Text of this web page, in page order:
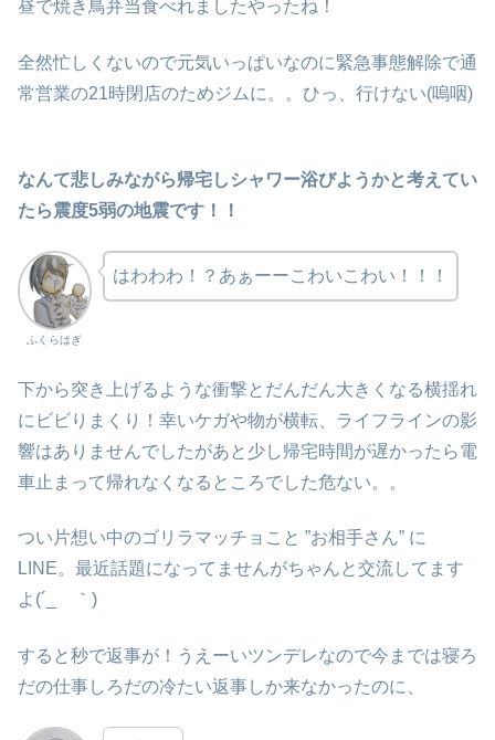
昼で焼き鳥弁当食べれましたやったね！
全然忙しくないので元気いっぱいなのに緊急事態解除で通
常営業の21時閉店のためジムに。。ひっ、行けない(嗚咽)
なんて悲しみながら帰宅しシャワー浴びようかと考えてい
たら震度5弱の地震です！！
ふくらはぎ
はわわわ！？あぁーーこわいこわい！！！
下から突き上げるような衝撃とだんだん大きくなる横揺れ
にビビりまくり！幸いケガや物が横転、ライフラインの影
響はありませんでしたがあと少し帰宅時間が遅かったら電
車止まって帰れなくなるところでした危ない。。
つい片想い中のゴリラマッチョこと ”お相手さん” に
LINE。最近話題になってませんがちゃんと交流してます
よ(´_ゝ｀)
すると秒で返事が！うえーいツンデレなので今までは寝ろ
だの仕事しろだの冷たい返事しか来なかったのに、